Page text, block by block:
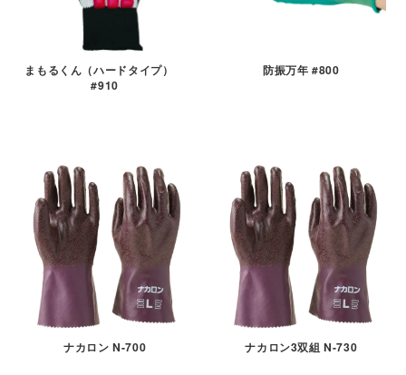
まもるくん（ハードタイプ）
#910
防振万年 #800
ナカロン N-700 ナカロン3双組 N-730